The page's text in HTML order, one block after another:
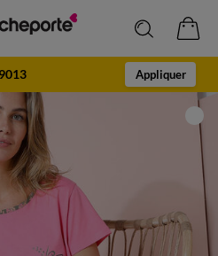
Appliquer